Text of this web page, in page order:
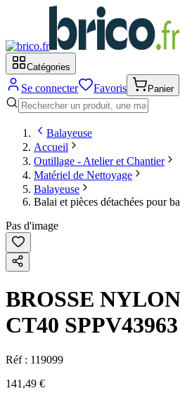
Catégories
Se connecter Favoris Panier
Balayeuse
Accueil
Outillage - Atelier et Chantier
Matériel de Nettoyage
Balayeuse
Balai et pièces détachées pour
Pas d'image
BROSSE
CT40
Réf : 119099
141,49 €